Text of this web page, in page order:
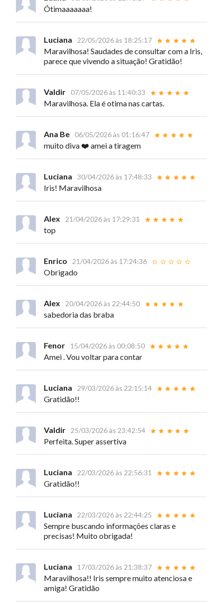
Ótimaaaaaaa!
Luciana 22/05/2026 às 18:25:17
Maravilhosa! Saudades de consultar com a Iris,
parece que vivendo a situação! Gratidão!
Valdir 07/05/2026 às 11:40:33
Maravilhosa. Ela é otima nas cartas.
Ana Be 06/05/2026 às 01:16:47
muito diva ❤️ amei a tiragem
Luciana 30/04/2026 às 17:48:33
Iris! Maravilhosa
Alex 21/04/2026 às 17:29:31
top
Enrico 21/04/2026 às 17:24:36
Obrigado
Alex 20/04/2026 às 22:44:50
sabedoria das braba
Fenor 15/04/2026 às 00:08:50
Amei . Vou voltar para contar
Luciana 29/03/2026 às 22:15:14
Gratidão!!
Valdir 25/03/2026 às 23:42:54
Perfeita. Super assertiva
Luciana 22/03/2026 às 22:56:31
Gratidão!!
Luciana 22/03/2026 às 22:44:25
Sempre buscando informações claras e
precisas! Muito obrigada!
Luciana 17/03/2026 às 21:38:37
Maravilhosa!! Iris sempre muito atenciosa e
amiga! Gratidão